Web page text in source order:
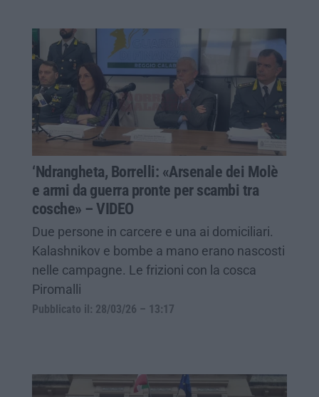
‘Ndrangheta, Borrelli: «Arsenale dei Molè
e armi da guerra pronte per scambi tra
cosche» – VIDEO
Due persone in carcere e una ai domiciliari.
Kalashnikov e bombe a mano erano nascosti
nelle campagne. Le frizioni con la cosca
Piromalli
Pubblicato il: 28/03/26 – 13:17